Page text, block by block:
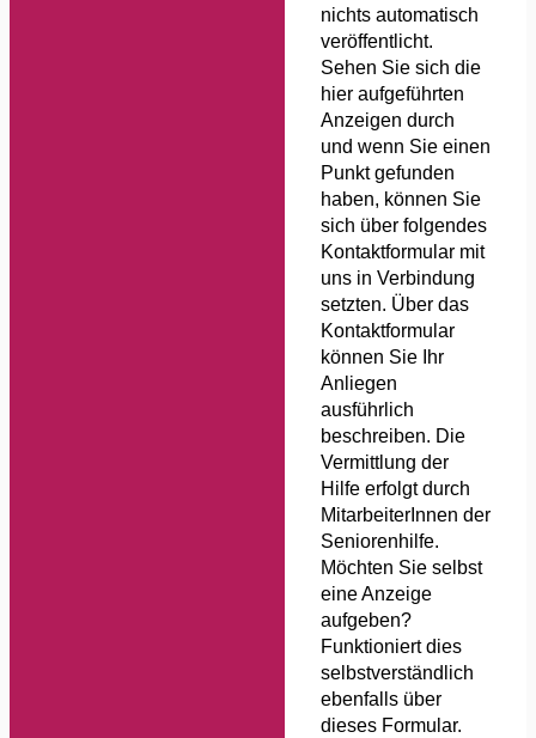
nichts automatisch
veröffentlicht.
Sehen Sie sich die
hier aufgeführten
Anzeigen durch
und wenn Sie einen
Punkt gefunden
haben, können Sie
sich über folgendes
Kontaktformular mit
uns in Verbindung
setzten. Über das
Kontaktformular
können Sie Ihr
Anliegen
ausführlich
beschreiben. Die
Vermittlung der
Hilfe erfolgt durch
MitarbeiterInnen der
Seniorenhilfe.
Möchten Sie selbst
eine Anzeige
aufgeben?
Funktioniert dies
selbstverständlich
ebenfalls über
dieses Formular.